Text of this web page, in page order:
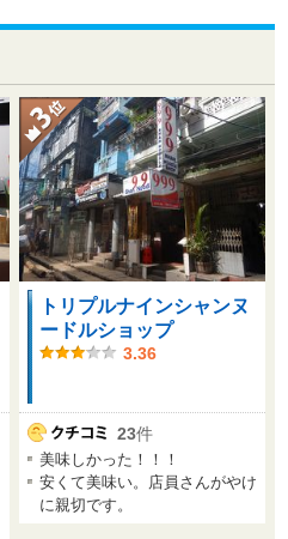
トリプルナインシャンヌ
ードルショップ
3.36
23件
美味しかった！！！
安くて美味い。店員さんがやけ
に親切です。